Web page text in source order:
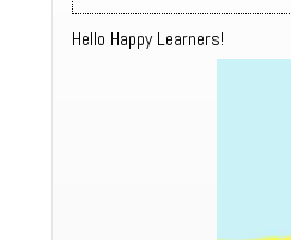
Hello Happy Learners!